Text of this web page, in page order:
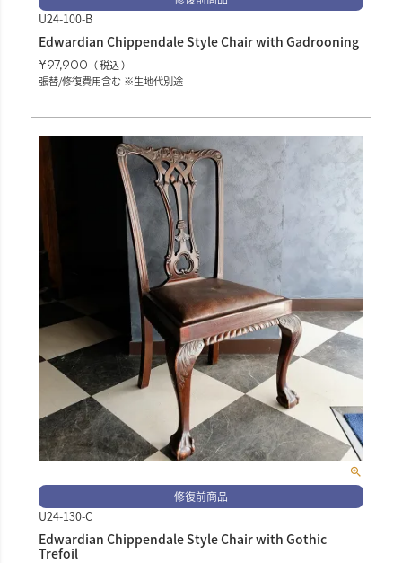
U24-100-B
Edwardian Chippendale Style Chair with Gadrooning
¥97,900
税込
張替/修復費用含む ※生地代別途
修復前商品
U24-130-C
Edwardian Chippendale Style Chair with Gothic
Trefoil